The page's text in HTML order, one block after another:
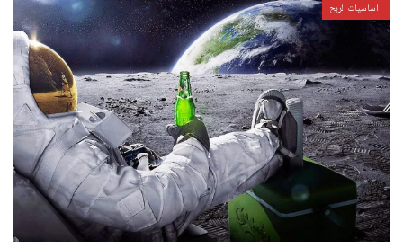
اساسيات الربح